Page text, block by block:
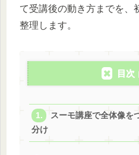
て受講後の動き方までを、
整理します。
目次
スーモ講座で全体像を
分け